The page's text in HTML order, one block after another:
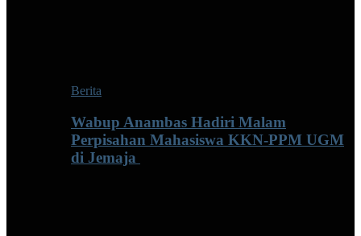
Berita
Wabup Anambas Hadiri Malam
Perpisahan Mahasiswa KKN-PPM UGM
di Jemaja ‎